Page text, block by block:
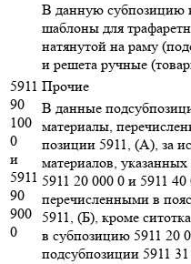
В данную субпозицию
шаблоны для
натянутой на раму
и решета ручные
5911
90
100
0
и
5911
90
900
0
Прочие
В данные
материалы,
позиции 5911, (А), за
материалов,
5911 20 000 0 и 5911
перечисленными в
5911, (Б), кроме
в субпозицию 5911 20
подсубпозиции 5911